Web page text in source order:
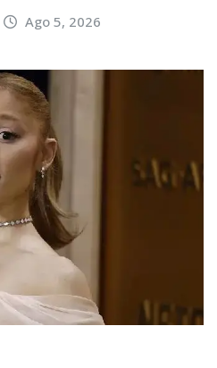
Ago 5, 2026